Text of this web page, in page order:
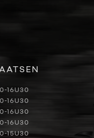
16U30
16U30
16U30
16U30
15U30